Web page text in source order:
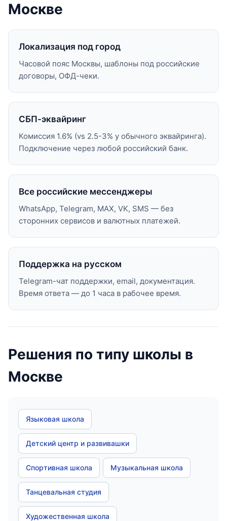
Москве
Локализация под город
Часовой пояс Москвы, шаблоны под российские
договоры, ОФД-чеки.
СБП-эквайринг
Комиссия 1.6% (vs 2.5-3% у обычного эквайринга).
Подключение через любой российский банк.
Все российские мессенджеры
WhatsApp, Telegram, MAX, VK, SMS — без
сторонних сервисов и валютных платежей.
Поддержка на русском
Telegram-чат поддержки, email, документация.
Время ответа — до 1 часа в рабочее время.
Решения по типу школы в
Москве
Языковая школа
Детский центр и развивашки
Спортивная школа Музыкальная школа
Танцевальная студия
Художественная школа